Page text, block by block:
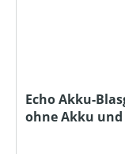
Echo Akku-
ohne Akku